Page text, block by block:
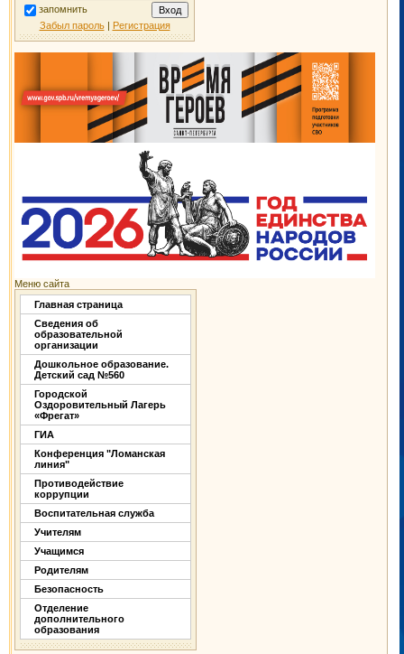
запомнить
Забыл пароль| Регистрация
Меню сайта
Главная страница
Сведения об
образовательной
организации
Дошкольное образование.
Детский сад №560
Городской
Оздоровительный Лагерь
«Фрегат»
ГИА
Конференция "Ломанская
линия"
Противодействие
коррупции
Воспитательная служба
Учителям
Учащимся
Родителям
Безопасность
Отделение
дополнительного
образования